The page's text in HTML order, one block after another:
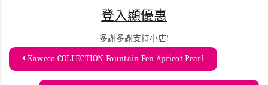
登入顯優惠
多謝多謝支持小店!
Kaweco COLLECTION Fountain Pen Apricot Pearl